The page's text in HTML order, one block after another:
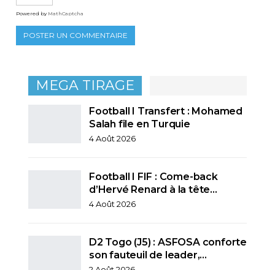
Powered by MathCaptcha
MEGA TIRAGE
Football I Transfert : Mohamed
Salah file en Turquie
4 Août 2026
Football I FIF : Come-back
d’Hervé Renard à la tête…
4 Août 2026
D2 Togo (J5) : ASFOSA conforte
son fauteuil de leader,…